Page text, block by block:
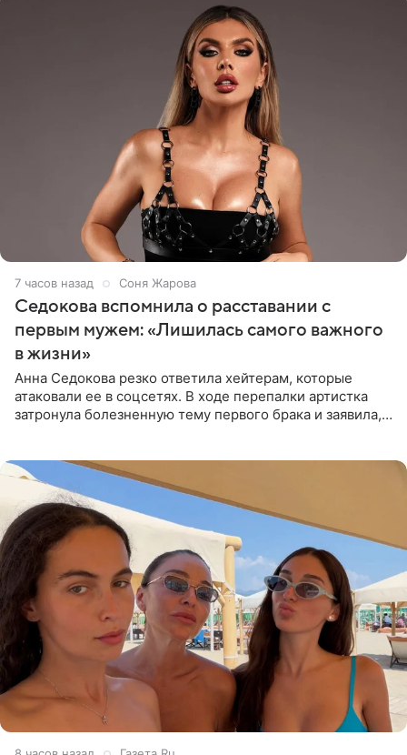
7 часов назад Соня Жарова
Седокова вспомнила о расставании с
первым мужем: «Лишилась самого важного
в жизни»
Анна Седокова резко ответила хейтерам, которые
атаковали ее в соцсетях. В ходе перепалки артистка
затронула болезненную тему первого брака и заявила,